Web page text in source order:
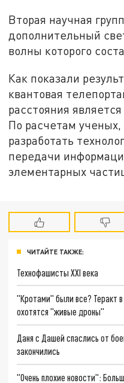
Вторая научная
дополнительный
волны которого
Как показали
квантовая
расстояния
По расчетам
разработать
передачи
элементарных
ЧИТАЙТЕ ТАКЖЕ:
Технофашисты XXI века
"Кротами" были все? Теракт
охотятся "живые дроны"
Даня с Дашей спаслись от
закончились
"Очень плохие новости":